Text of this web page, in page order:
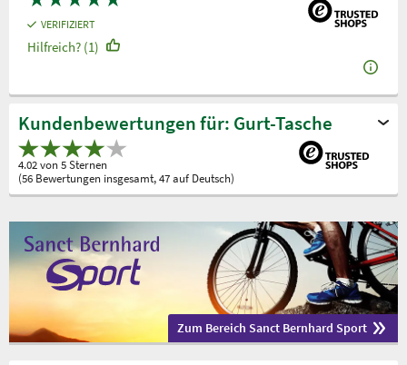
VERIFIZIERT
Hilfreich? (1)
Kundenbewertungen für: Gurt-Tasche
4.02 von 5 Sternen
(56 Bewertungen insgesamt, 47 auf Deutsch)
Zum Bereich Sanct Bernhard Sport